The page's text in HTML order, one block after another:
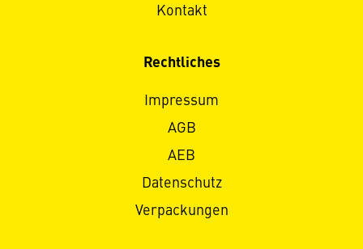
Kontakt
Rechtliches
Impressum
AGB
AEB
Datenschutz
Verpackungen